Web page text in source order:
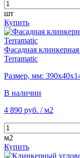
шт
Купить
Фасадная
Terramatic
Размер, мм:
В наличии
4 890 руб. / м2
м2
Купить